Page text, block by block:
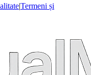
|Termeni și